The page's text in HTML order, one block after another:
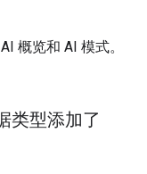
概览和 AI 模式。
类型添加了